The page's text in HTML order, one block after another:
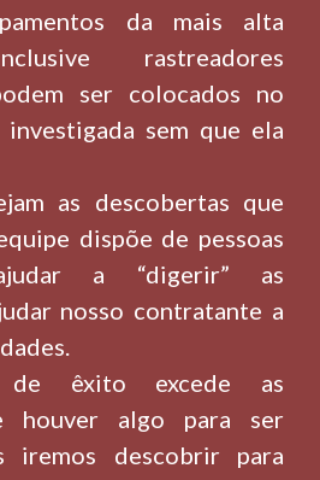
da mais alta
rastreadores
ser colocados no
sem que ela
as descobertas que
dispõe de pessoas
a “digerir” as
nosso contratante a
de êxito excede as
houver algo para ser
iremos descobrir para